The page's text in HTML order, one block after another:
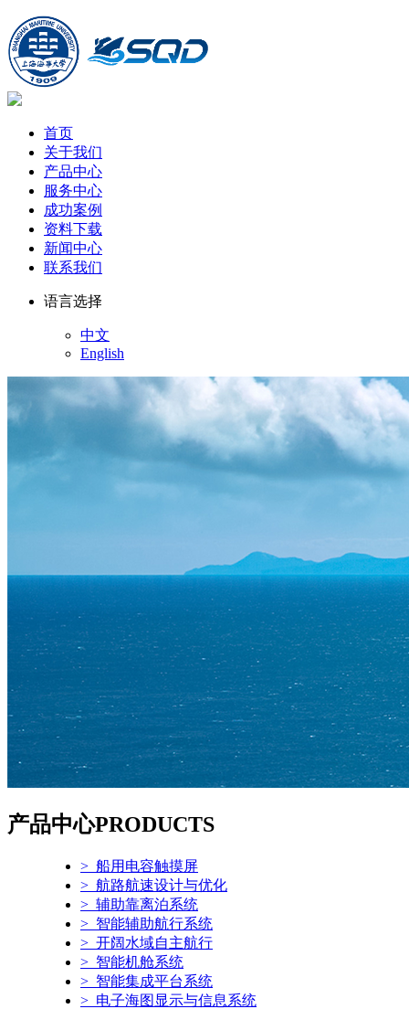
首页
关于我们
产品中心
服务中心
成功案例
资料下载
新闻中心
联系我们
语言选择
中文
English
产品中心PRODUCTS
> 船用电容触摸屏
> 航路航速设计与优化
> 辅助靠离泊系统
> 智能辅助航行系统
> 开阔水域自主航行
> 智能机舱系统
> 智能集成平台系统
> 电子海图显示与信息系统